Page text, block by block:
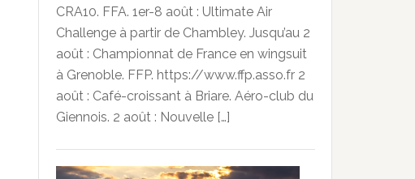
CRA10. FFA. 1er-8 août : Ultimate Air
Challenge à partir de Chambley. Jusqu’au 2
août : Championnat de France en wingsuit
à Grenoble. FFP. https://www.ffp.asso.fr 2
août : Café-croissant à Briare. Aéro-club du
Giennois. 2 août : Nouvelle […]